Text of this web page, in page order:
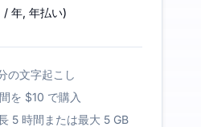
/ 年, 年払い)
の文字起こし
を $10 で購入
5 時間または最大 5 GB